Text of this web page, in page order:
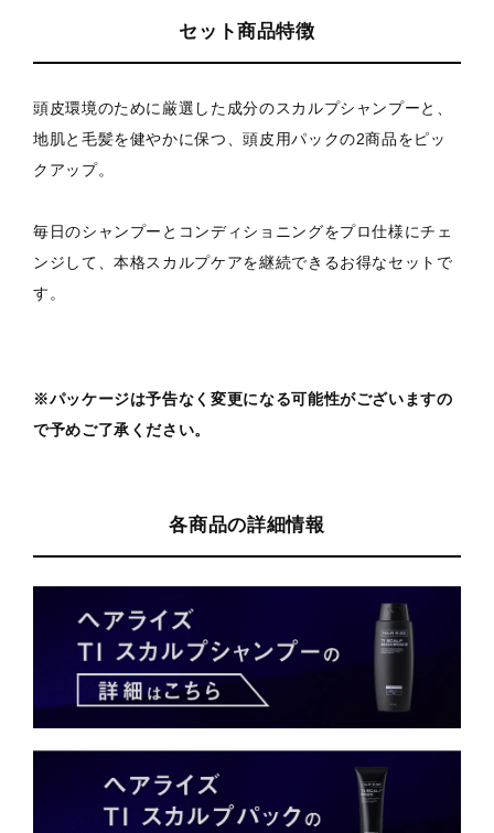
セット商品特徴
頭皮環境のために厳選した成分のスカルプシャンプーと、
地肌と毛髪を健やかに保つ、頭皮用パックの2商品をピッ
クアップ。
毎日のシャンプーとコンディショニングをプロ仕様にチェ
ンジして、本格スカルプケアを継続できるお得なセットで
す。
※パッケージは予告なく変更になる可能性がございますの
で予めご了承ください。
各商品の詳細情報